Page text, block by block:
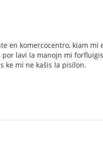
en komercocentro, kiam
lavi la manojn mi
ke mi ne kaŝis la pisilon.